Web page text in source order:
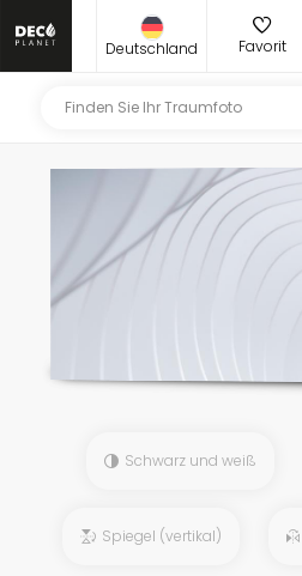
Deutschland Favorit
Schwarz und weiß
Spiegel (vertikal)